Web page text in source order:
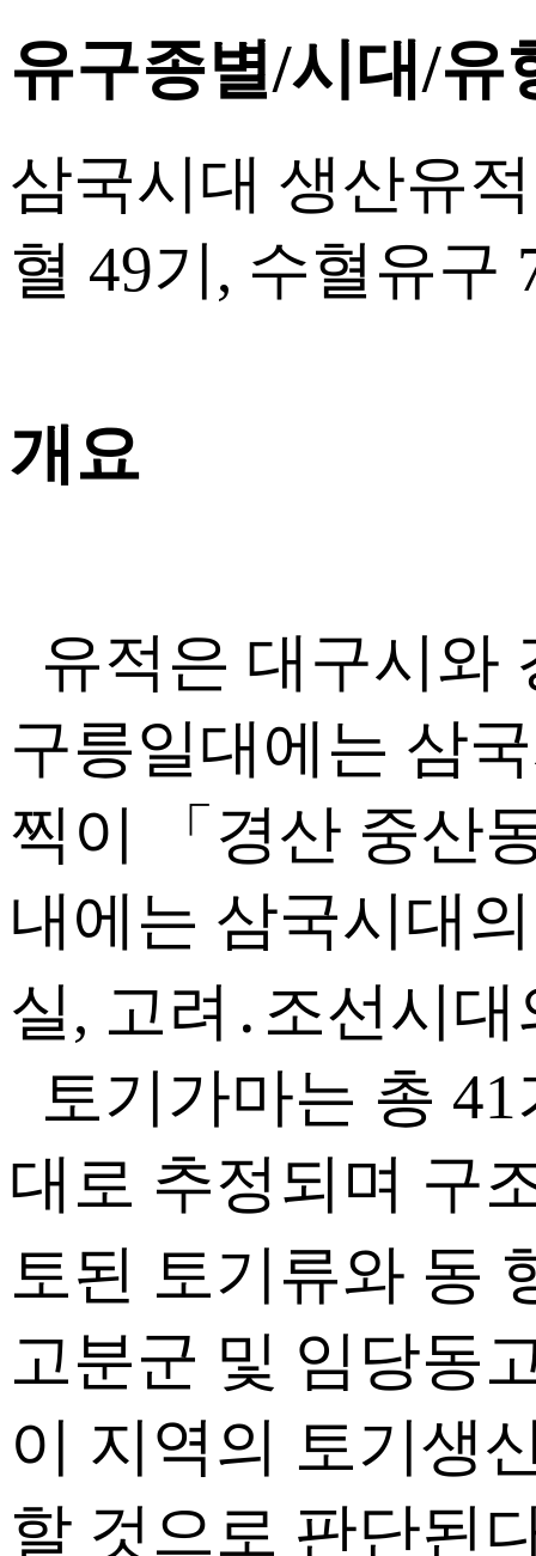
유구종별/시대/유
삼국시대 생산유
혈 49기, 수혈유구
개요
유적은 대구시와
구릉일대에는 삼
찍이 「경산 중산
내에는 삼국시대
실, 고려․조선시
토기가마는 총
대로 추정되며 구
토된 토기류와 동
고분군 및 임당동
이 지역의 토기생
할 것으로 판단된